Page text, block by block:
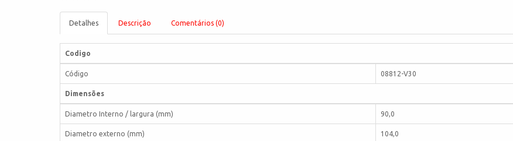
Detalhes Descrição Comentários (0)
Codigo
Código 08812-V30
Dimensões
Diametro Interno / largura (mm) 90,0
Diametro externo (mm) 104,0